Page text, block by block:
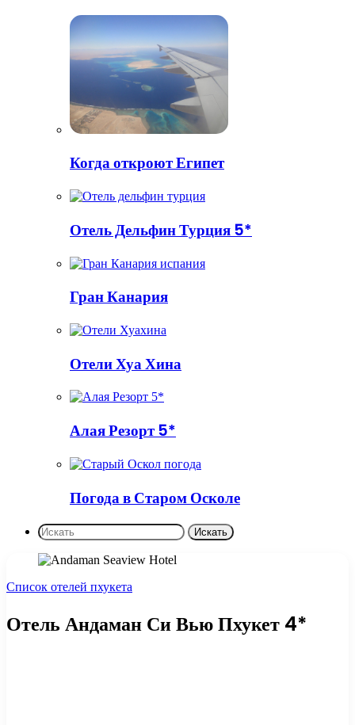
Когда откроют Египет
Отель Дельфин Турция 5*
Гран Канария
Отели Хуа Хина
Алая Резорт 5*
Погода в Старом Осколе
Искать
Список отелей пхукета
Отель Андаман Си Вью Пхукет 4*